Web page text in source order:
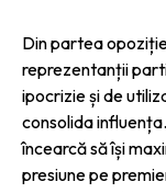
Din partea
reprezentanții
ipocrizie și de
consolida
încearcă să își
presiune pe